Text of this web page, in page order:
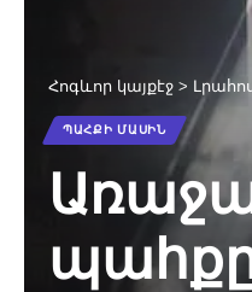
Հոգևոր կայքէջ >
ՊԱՀՔԻ ՄԱՍԻՆ